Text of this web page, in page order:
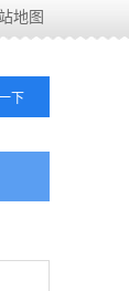
地图